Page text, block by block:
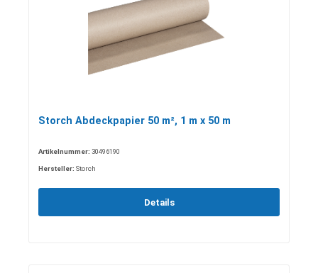
Storch Abdeckpapier 50 m², 1 m x 50 m
Artikelnummer: 30496190
Hersteller: Storch
Details